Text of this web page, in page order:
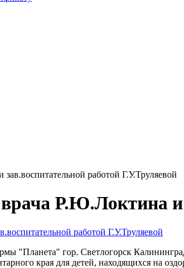
работой Г.У.Труляевой
Р.Ю.Локтина
"Планета" гор. Светлогорск
края для детей, находящихся на